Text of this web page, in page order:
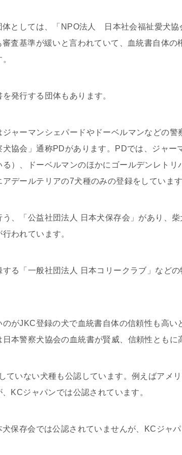
体としては、「NPO法人 日本社会福祉愛犬協
査基準が緩いと言われていて、血統書自体の
発行する団体もあります。
ャーマンシェパードやドーベルマンなどの警
協会」通称PDがあります。PDでは、ジャー
）、ドーベルマンのほかにゴールデンレトリ
デールテリアの7犬種のみの登録をしています
、「公益社団法人 日本犬保存会」があり、
われています。
る「一般社団法人 日本コリークラブ」など
がJKC登録の犬で血統書自体の信頼性も高い
本警察犬協会の血統書が賢威、信頼性ともに
ていない犬種も公認しています。例えばアメ
KCジャパンでは公認されています。
保存会では公認されていませんが、KCジャ